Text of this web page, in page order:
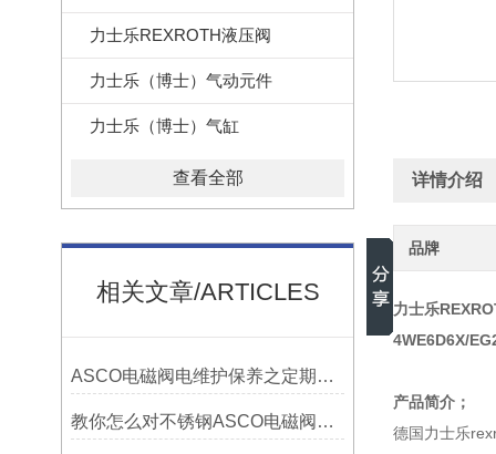
力士乐REXROTH液压阀
力士乐（博士）气动元件
力士乐（博士）气缸
查看全部
相关文章/ARTICLES
ASCO电磁阀电维护保养之定期检修延长？
教你怎么对不锈钢ASCO电磁阀选型
详情介绍
品牌
力士乐
4WE6D6X/
产品简介；
德国力士乐